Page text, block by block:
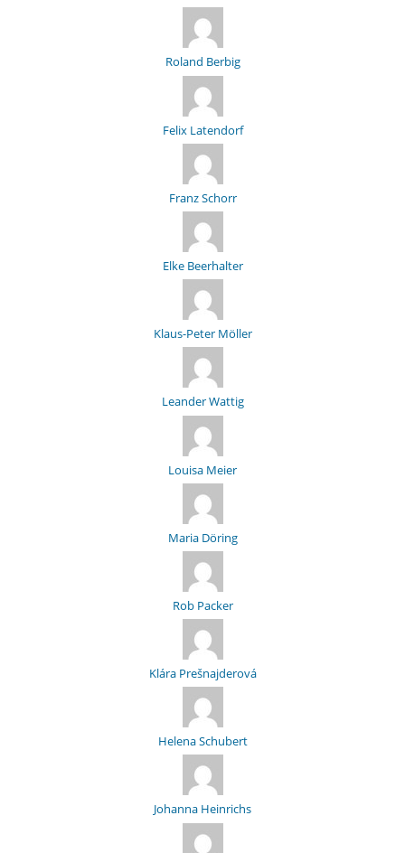
Roland Berbig
Felix Latendorf
Franz Schorr
Elke Beerhalter
Klaus-Peter Möller
Leander Wattig
Louisa Meier
Maria Döring
Rob Packer
Klára Prešnajderová
Helena Schubert
Johanna Heinrichs